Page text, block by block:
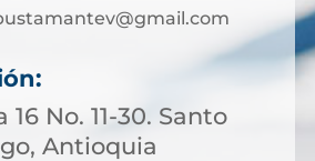
16 No. 11-30. Santo
Antioquia